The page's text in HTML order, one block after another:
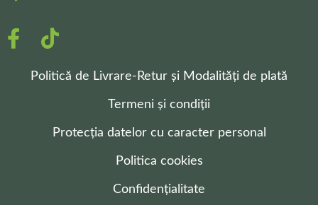
Politică de Livrare-Retur și Modalități de plată
Termeni și condiții
Protecția datelor cu caracter personal
Politica cookies
Confidențialitate